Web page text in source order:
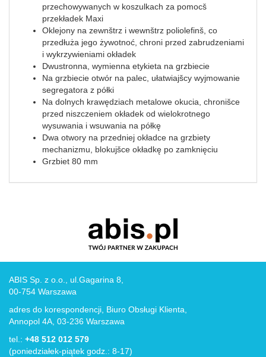
przechowywanych w koszulkach za pomocš
przekładek Maxi
Oklejony na zewnštrz i wewnštrz poliolefinš, co
przedłuża jego żywotnoć, chroni przed zabrudzeniami
i wykrzywieniami okładek
Dwustronna, wymienna etykieta na grzbiecie
Na grzbiecie otwór na palec, ułatwiajšcy wyjmowanie
segregatora z półki
Na dolnych krawędziach metalowe okucia, chronišce
przed niszczeniem okładek od wielokrotnego
wysuwania i wsuwania na półkę
Dwa otwory na przedniej okładce na grzbiety
mechanizmu, blokujšce okładkę po zamknięciu
Grzbiet 80 mm
ABIS Sp. z o.o., ul.Gagarina 8,
00-754 Warszawa
adres do korespondencji, Biuro Obsługi Klienta,
Annopol 4A, 03-236 Warszawa
tel.: +48 512 012 579
(poniedziałek-piątek godz.: 8-17)